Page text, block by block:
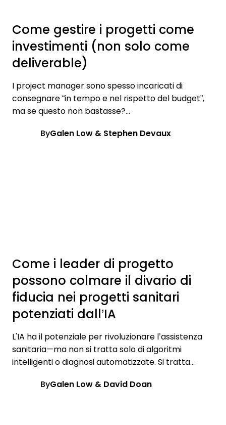
Come gestire i progetti come
investimenti (non solo come
deliverable)
I project manager sono spesso incaricati di
consegnare “in tempo e nel rispetto del budget”,
ma se questo non bastasse?...
ByGalen Low & Stephen Devaux
Come i leader di progetto
possono colmare il divario di
fiducia nei progetti sanitari
potenziati dall’IA
L'IA ha il potenziale per rivoluzionare l’assistenza
sanitaria—ma non si tratta solo di algoritmi
intelligenti o diagnosi automatizzate. Si tratta...
ByGalen Low & David Doan